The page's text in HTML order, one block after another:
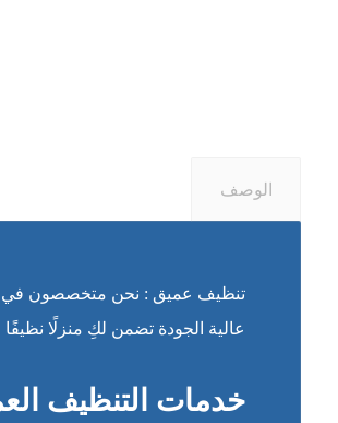
الوصف
تنظيف عميق : نحن متخصصون في
عالية الجودة تضمن لكِ منزلًا
خدمات التنظيف